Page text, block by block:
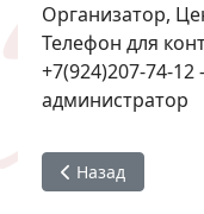
Организатор,
Телефон для
+7(924)207-74-
администратор
Предыдущий:
Назад